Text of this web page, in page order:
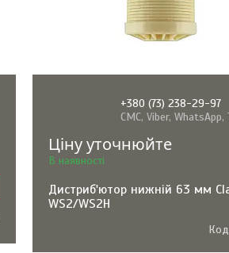
+380 (73) 238-29-97
СМС, Viber, WhatsApp,
Ціну уточнюйте
В наявності
Дистриб'ютор нижній 63 мм
WS2/WS2H